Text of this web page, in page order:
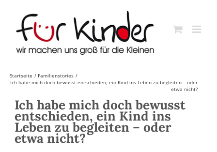
content
Startseite
Familienstories
Ich habe mich doch bewusst entschieden, ein Kind ins Leben zu begleiten – oder
etwa nicht?
Ich habe mich doch bewusst
entschieden, ein Kind ins
Leben zu begleiten – oder
etwa nicht?